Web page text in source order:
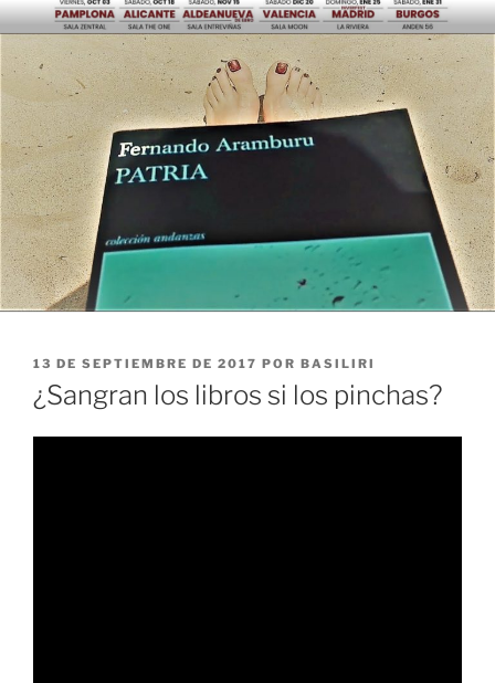
Saltar
al
contenido
PUBLICADO
EL
13 DE SEPTIEMBRE DE 2017 POR BASILIRI
¿Sangran los libros si los pinchas?